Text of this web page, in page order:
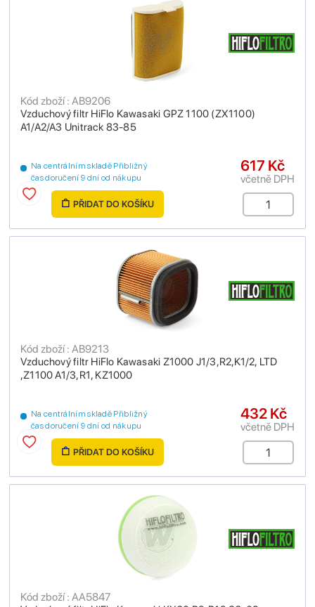
Vzduchový filtr HiFlo Kawasaki GPZ 1100 (ZX1100)
A1/A2/A3 Unitrack 83-85
Kód zboží : AB9206
Na centrálním skladě Přibližný
čas doručení 9 dní od nákupu
617 Kč
včetně DPH
PŘIDAT DO KOŠÍKU
Vzduchový filtr HiFlo Kawasaki Z1000 J1/3,R2,K1/2, LTD
,Z1100 A1/3,R1, KZ1000
Kód zboží : AB9213
Na centrálním skladě Přibližný
čas doručení 9 dní od nákupu
432 Kč
včetně DPH
PŘIDAT DO KOŠÍKU
Kód zboží : AA5847